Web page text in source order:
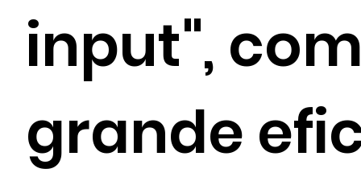
input",
grande